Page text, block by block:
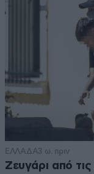
ΕΛΛΑΔΑ3 ω. πριν
Ζευγάρι από